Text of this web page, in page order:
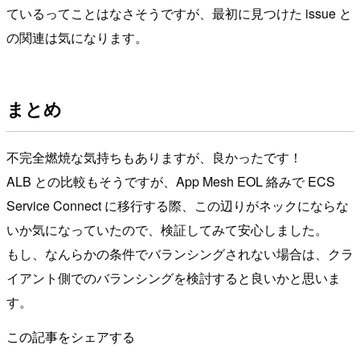
ているってことはなさそうですが、最初に見つけた issue と
の関連は気になります。
まとめ
不完全燃焼な気持ちもありますが、良かったです！
ALB との比較もそうですが、App Mesh EOL 絡みで ECS
Service Connect に移行する際、この辺りがネックにならな
いか気になっていたので、検証してみて安心しました。
もし、なんらかの条件でバランシングされない場合は、クラ
イアント側でのバランシングを検討すると良いかと思いま
す。
この記事をシェアする